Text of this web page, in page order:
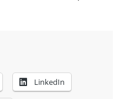
LinkedIn